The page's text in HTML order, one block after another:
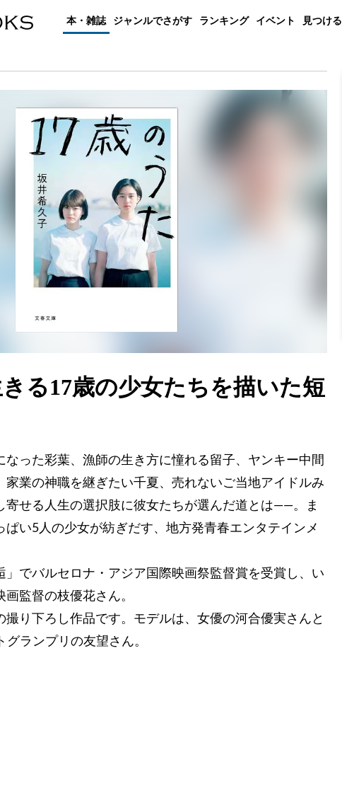
本・雑誌 ジャンルでさがす ランキング イベント 見つける
る17歳の少女たちを描いた短
なった彩葉、漁師の生き方に憧れる留子、ヤンキー中間
家業の神職を継ぎたい千夏、売れないご当地アイドルみ
寄せる人生の選択肢に彼女たちが選んだ道とは――。ま
ぱい5人の少女が紡ぎだす、地方発青春エンタテインメ
」でバルセロナ・アジア国際映画祭監督賞を受賞し、い
監督の枝優花さん。
撮り下ろし作品です。モデルは、女優の河合優実さんと
ランプリの友望さん。